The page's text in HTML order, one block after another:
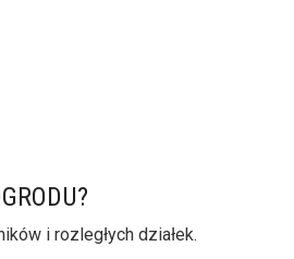
i rozległych działek.